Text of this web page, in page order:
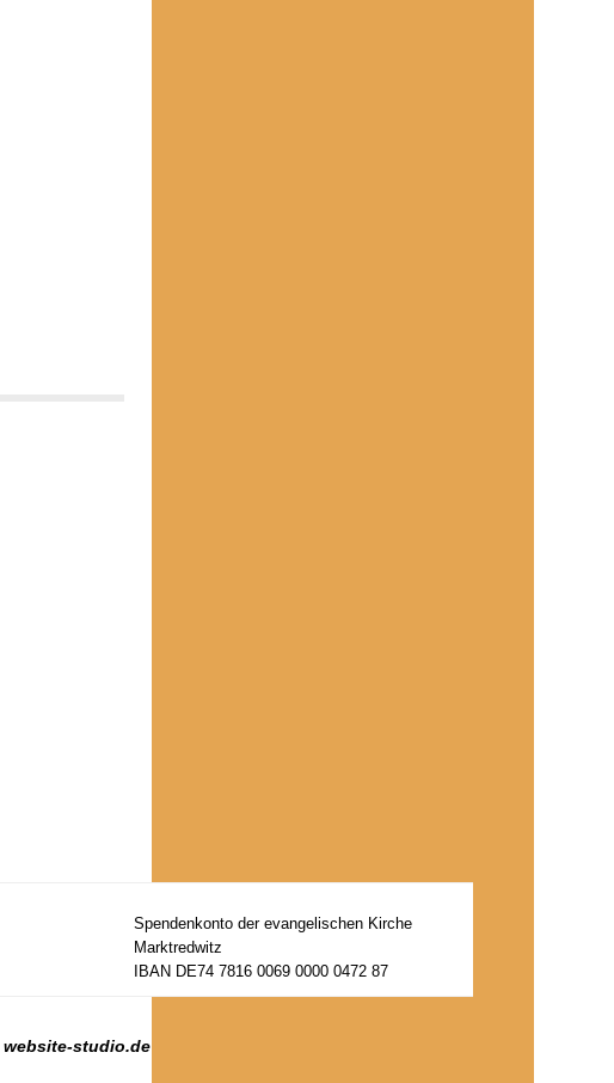
Spendenkonto der evangelischen Kirche
Marktredwitz
IBAN DE74 7816 0069 0000 0472 87
website-studio.de